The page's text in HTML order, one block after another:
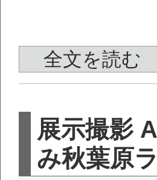
全文を読む
展示撮影
み秋葉原